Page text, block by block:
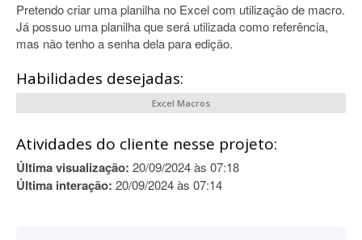
Pretendo criar uma planilha no Excel com utilização de macro.
Já possuo uma planilha que será utilizada como referência,
mas não tenho a senha dela para edição.
Habilidades desejadas:
Excel Macros
Atividades do cliente nesse projeto:
Última visualização: 20/09/2024 às 07:18
Última interação: 20/09/2024 às 07:14